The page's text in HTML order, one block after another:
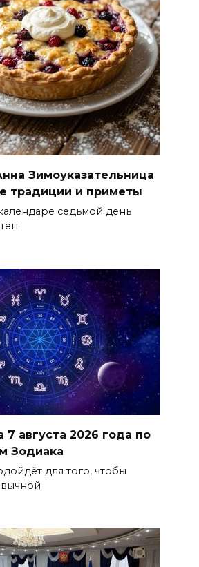
Зимоуказательница
традиции и приметы
седьмой день
7 августа 2026 года по
Зодиака
для того, чтобы